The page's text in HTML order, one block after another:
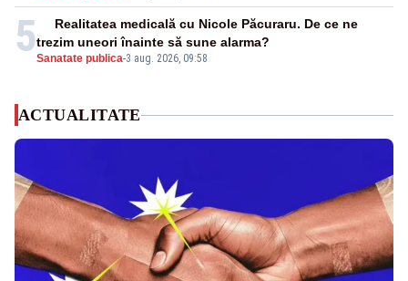
5Sanatate publica-3 aug. 2026, 09:58
Realitatea medicală cu Nicole Păcuraru. De ce ne
trezim uneori înainte să sune alarma?
ACTUALITATE